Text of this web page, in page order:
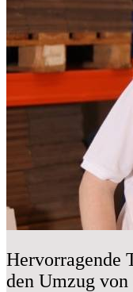
Hervorragende
den Umzug von